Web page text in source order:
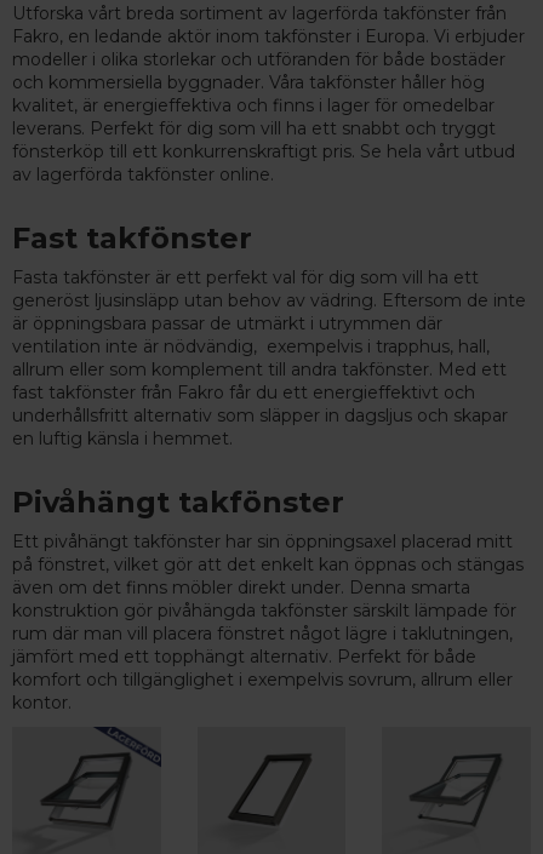
Utforska vårt breda sortiment av lagerförda takfönster från
Fakro, en ledande aktör inom takfönster i Europa. Vi erbjuder
modeller i olika storlekar och utföranden för både bostäder
och kommersiella byggnader. Våra takfönster håller hög
kvalitet, är energieffektiva och finns i lager för omedelbar
leverans. Perfekt för dig som vill ha ett snabbt och tryggt
fönsterköp till ett konkurrenskraftigt pris. Se hela vårt utbud
av lagerförda takfönster online.
Fast takfönster
Fasta takfönster är ett perfekt val för dig som vill ha ett
generöst ljusinsläpp utan behov av vädring. Eftersom de inte
är öppningsbara passar de utmärkt i utrymmen där
ventilation inte är nödvändig, exempelvis i trapphus, hall,
allrum eller som komplement till andra takfönster. Med ett
fast takfönster från Fakro får du ett energieffektivt och
underhållsfritt alternativ som släpper in dagsljus och skapar
en luftig känsla i hemmet.
Pivåhängt takfönster
Ett pivåhängt takfönster har sin öppningsaxel placerad mitt
på fönstret, vilket gör att det enkelt kan öppnas och stängas
även om det finns möbler direkt under. Denna smarta
konstruktion gör pivåhängda takfönster särskilt lämpade för
rum där man vill placera fönstret något lägre i taklutningen,
jämfört med ett topphängt alternativ. Perfekt för både
komfort och tillgänglighet i exempelvis sovrum, allrum eller
kontor.